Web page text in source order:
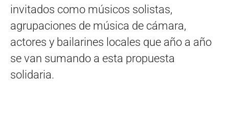
invitados como músicos solistas,
agrupaciones de música de cámara,
actores y bailarines locales que año a año
se van sumando a esta propuesta
solidaria.